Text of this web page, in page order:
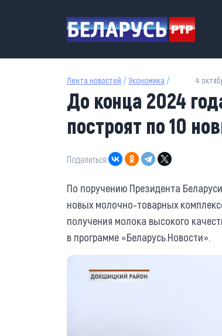
Лента новостей / Экономика / 4
До конца 2024
построят по 10
Поделиться:
По поручению Президента
новых молочно-товарных
получения молока высокого
в программе «Беларусь.Новости».